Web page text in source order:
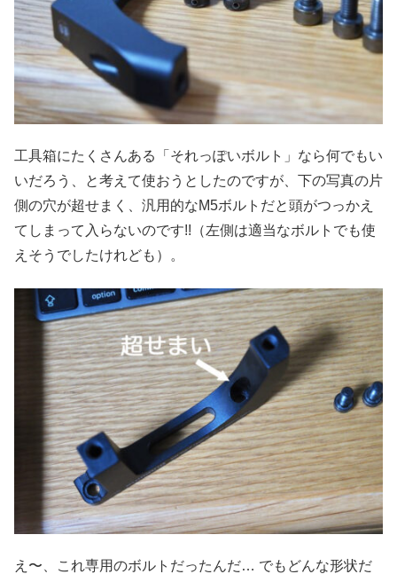
工具箱にたくさんある「それっぽいボルト」なら何でもい
いだろう、と考えて使おうとしたのですが、下の写真の片
側の穴が超せまく、汎用的なM5ボルトだと頭がつっかえ
てしまって入らないのです!!（左側は適当なボルトでも使
えそうでしたけれども）。
え〜、これ専用のボルトだったんだ… でもどんな形状だ